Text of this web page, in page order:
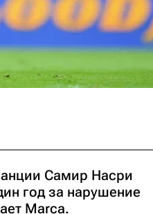
Самир Насри
год за нарушение
Marca.